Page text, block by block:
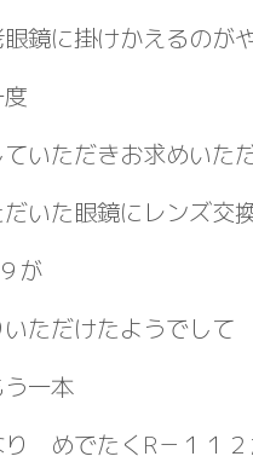
鏡に掛けかえるのが
いただきお求めいた
いた眼鏡にレンズ交
が
いただけたようでし
一本
り めでたくR－１１